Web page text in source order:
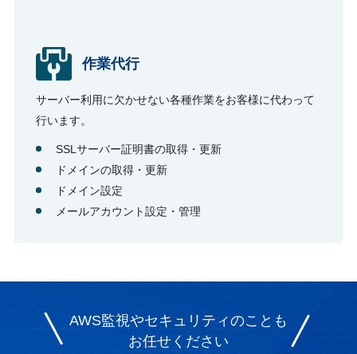
作業代行
サーバー利用に欠かせない各種作業をお客様に代わって
行います。
SSLサーバー証明書の取得・更新
ドメインの取得・更新
ドメイン設定
メールアカウント設定・管理
AWS監視やセキュリティのことも
お任せください